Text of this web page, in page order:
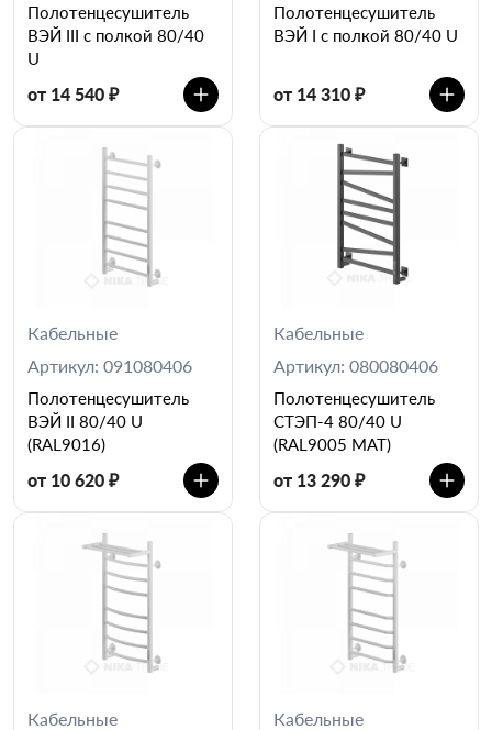
Полотенцесушитель
ВЭЙ III c полкой 80/40
U
от 14 540 ₽
Полотенцесушитель
ВЭЙ I c полкой 80/40 U
от 14 310 ₽
Кабельные
Артикул: 091080406
Полотенцесушитель
ВЭЙ II 80/40 U
(RAL9016)
от 10 620 ₽
Кабельные
Артикул: 080080406
Полотенцесушитель
СТЭП-4 80/40 U
(RAL9005 MAT)
от 13 290 ₽
Кабельные
Кабельные